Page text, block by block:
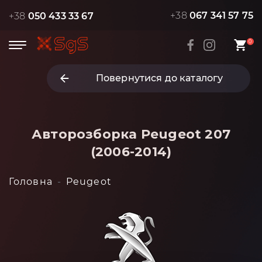
+38 050 433 33 67 +38 067 341 57 75
0
Повернутися до каталогу
Авторозборка Peugeot 207
(2006-2014)
Головна Peugeot